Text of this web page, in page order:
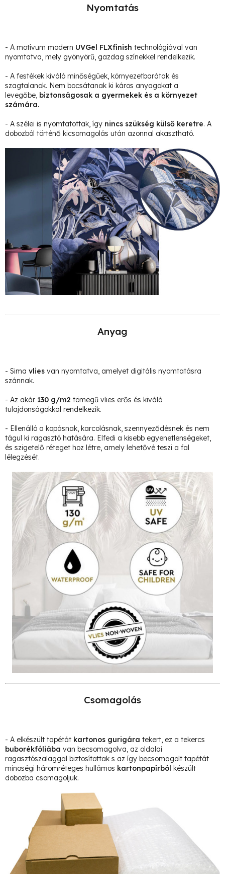
Nyomtatás
- A motívum modern UVGel FLXfinish technológiával van
nyomtatva, mely gyönyörű, gazdag színekkel rendelkezik.
- A festékek kiváló minőségűek, környezetbarátak és
szagtalanok. Nem bocsátanak ki káros anyagokat a
levegőbe, biztonságosak a gyermekek és a környezet
számára.
- A szélei is nyomtatottak, így nincs szükség külső keretre. A
dobozból történő kicsomagolás után azonnal akasztható.
Anyag
- Sima vlies van nyomtatva, amelyet digitális nyomtatásra
szánnak.
- Az akár 130 g/m2 tömegű vlies erős és kiváló
tulajdonságokkal rendelkezik.
- Ellenálló a kopásnak, karcolásnak, szennyeződésnek és nem
tágul ki ragasztó hatására. Elfedi a kisebb egyenetlenségeket,
és szigetelő réteget hoz létre, amely lehetővé teszi a fal
lélegzését.
Csomagolás
- A elkészült tapétát kartonos gurigára tekert, ez a tekercs
buborékfóliába van becsomagolva, az oldalai
ragasztószalaggal biztosítottak s az így becsomagolt tapétát
minoségi háromréteges hullámos kartonpapírból készült
dobozba csomagoljuk.